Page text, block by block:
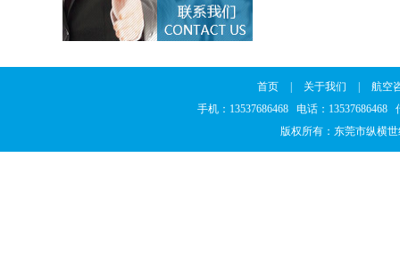
首页 关于我们
航空
手机：13537686468 电话：13537686468
版权所有：东莞市纵横